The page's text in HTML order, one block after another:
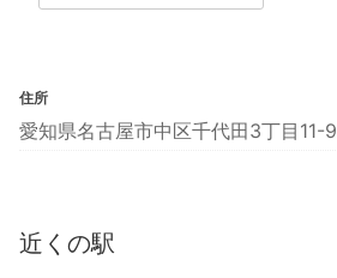
住所
愛知県名古屋市中区千代田3丁目11-9
近くの駅